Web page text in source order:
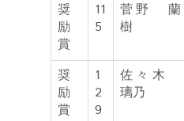
奨
励
賞
11
5
菅野 蘭
樹
奨
励
賞
1
2
9
佐々木
璃乃